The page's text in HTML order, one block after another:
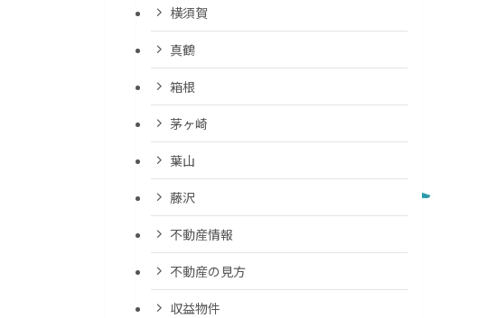
横須賀
真鶴
箱根
茅ヶ崎
葉山
藤沢
不動産情報
不動産の見方
収益物件